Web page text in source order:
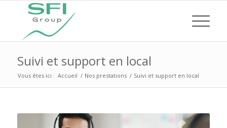
Suivi et support en local
Vous êtes ici : Accueil / Nos prestations / Suivi et support en local